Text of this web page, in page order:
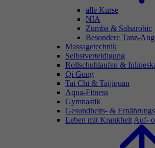
alle Kurse
NIA
Zumba & Salsarobic
Besondere Tanz-
Massagetechnik
Selbstverteidigung
Rollschuhlaufen &
Qi Gong
Tai Chi & Taijiquan
Aqua-Fitness
Gymnastik
Gesundheits- &
Leben mit Krankheit Auf-